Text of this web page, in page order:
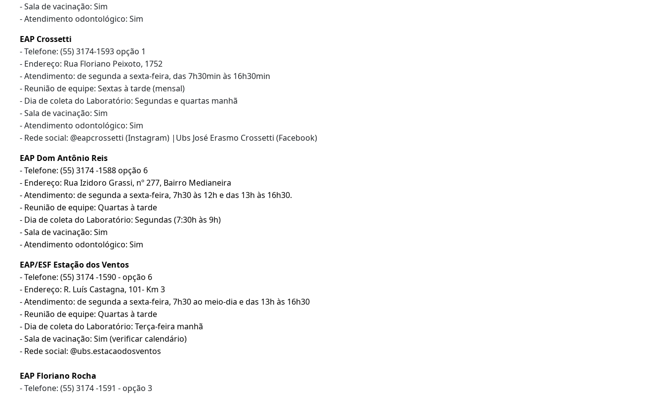
- Sala de vacinação: Sim
- Atendimento odontológico: Sim
EAP Crossetti
- Telefone: (55) 3174-1593 opção 1
- Endereço: Rua Floriano Peixoto, 1752
- Atendimento: de segunda a sexta-feira, das 7h30min às 16h30min
- Reunião de equipe: Sextas à tarde (mensal)
- Dia de coleta do Laboratório: Segundas e quartas manhã
- Sala de vacinação: Sim
- Atendimento odontológico: Sim
- Rede social: @eapcrossetti (Instagram) |Ubs José Erasmo Crossetti (Facebook)
EAP Dom Antônio Reis
- Telefone: (55) 3174 -1588 opção 6
- Endereço: Rua Izidoro Grassi, nº 277, Bairro Medianeira
- Atendimento: de segunda a sexta-feira, 7h30 às 12h e das 13h às 16h30.
- Reunião de equipe: Quartas à tarde
- Dia de coleta do Laboratório: Segundas (7:30h às 9h)
- Sala de vacinação: Sim
- Atendimento odontológico: Sim
EAP/ESF Estação dos Ventos
- Telefone: (55) 3174 -1590 - opção 6
- Endereço: R. Luís Castagna, 101- Km 3
- Atendimento: de segunda a sexta-feira, 7h30 ao meio-dia e das 13h às 16h30
- Reunião de equipe: Quartas à tarde
- Dia de coleta do Laboratório: Terça-feira manhã
- Sala de vacinação: Sim (verificar calendário)
- Rede social: @ubs.estacaodosventos
EAP Floriano Rocha
- Telefone: (55) 3174 -1591 - opção 3